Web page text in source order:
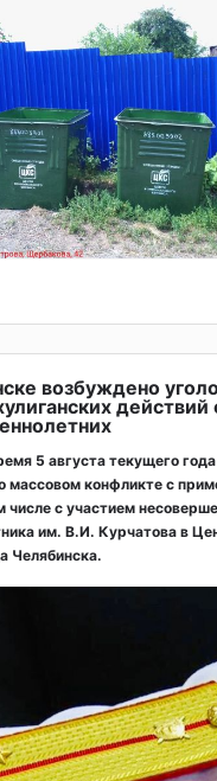
возбуждено
действий
5 августа текущего
массовом конфликте с
числе с участием
им. В.И. Курчатова в
Челябинска.